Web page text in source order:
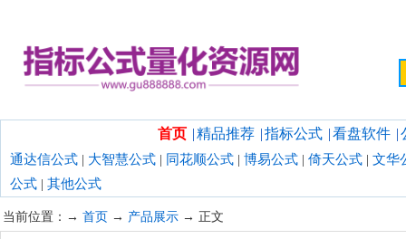
首页 | 精品推荐 | 指标公式 | 看盘软件 |
通达信公式 | 大智慧公式 | 同花顺公式 | 博易公式 | 倚天公式 | 文华
公式 | 其他公式
当前位置：→ 首页 → 产品展示 → 正文